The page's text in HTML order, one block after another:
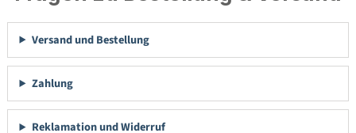
Versand und Bestellung
Zahlung
Reklamation und Widerruf